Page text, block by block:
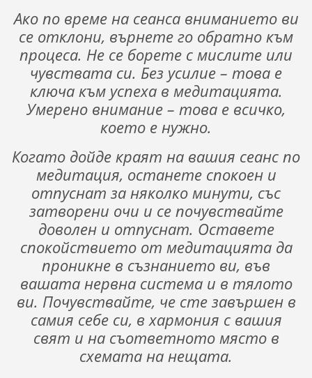
Ако по време на сеанса вниманието ви
се отклони, върнете го обратно към
процеса. Не се борете с мислите или
чувствата си. Без усилие – това е
ключа към успеха в медитацията.
Умерено внимание – това е всичко,
което е нужно.
Когато дойде краят на вашия сеанс по
медитация, останете спокоен и
отпуснат за няколко минути, със
затворени очи и се почувствайте
доволен и отпуснат. Оставете
спокойствието от медитацията да
проникне в съзнанието ви, във
вашата нервна система и в тялото
ви. Почувствайте, че сте завършен в
самия себе си, в хармония с вашия
свят и на съответното място в
схемата на нещата.